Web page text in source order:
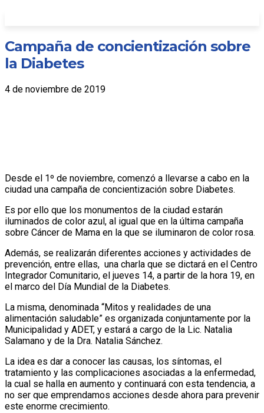
Campaña de concientización sobre
la Diabetes
4 de noviembre de 2019
Desde el 1º de noviembre, comenzó a llevarse a cabo en la
ciudad una campaña de concientización sobre Diabetes.
Es por ello que los monumentos de la ciudad estarán
iluminados de color azul, al igual que en la última campaña
sobre Cáncer de Mama en la que se iluminaron de color rosa.
Además, se realizarán diferentes acciones y actividades de
prevención, entre ellas, una charla que se dictará en el Centro
Integrador Comunitario, el jueves 14, a partir de la hora 19, en
el marco del Día Mundial de la Diabetes.
La misma, denominada “Mitos y realidades de una
alimentación saludable” es organizada conjuntamente por la
Municipalidad y ADET, y estará a cargo de la Lic. Natalia
Salamano y de la Dra. Natalia Sánchez.
La idea es dar a conocer las causas, los síntomas, el
tratamiento y las complicaciones asociadas a la enfermedad,
la cual se halla en aumento y continuará con esta tendencia, a
no ser que emprendamos acciones desde ahora para prevenir
este enorme crecimiento.